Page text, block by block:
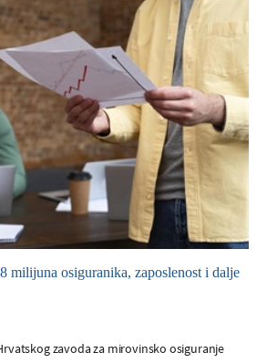
milijuna osiguranika, zaposlenost i dalje
zavoda za mirovinsko osiguranje